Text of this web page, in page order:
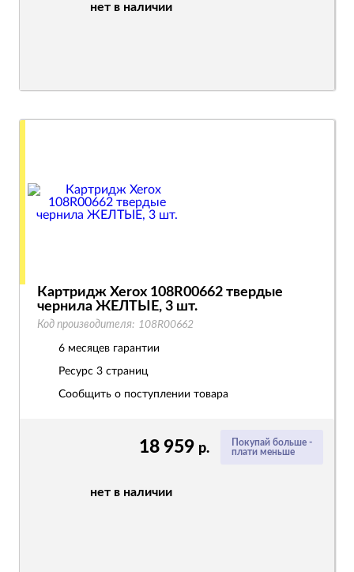
нет в наличии
Покупай больше -
плати меньше
18 959 р.
нет в наличии
Картридж Xerox 108R00662 твердые
чернила ЖЕЛТЫЕ, 3 шт.
Код производителя: 108R00662
6 месяцев гарантии
Ресурс 3 страниц
Сообщить о поступлении товара